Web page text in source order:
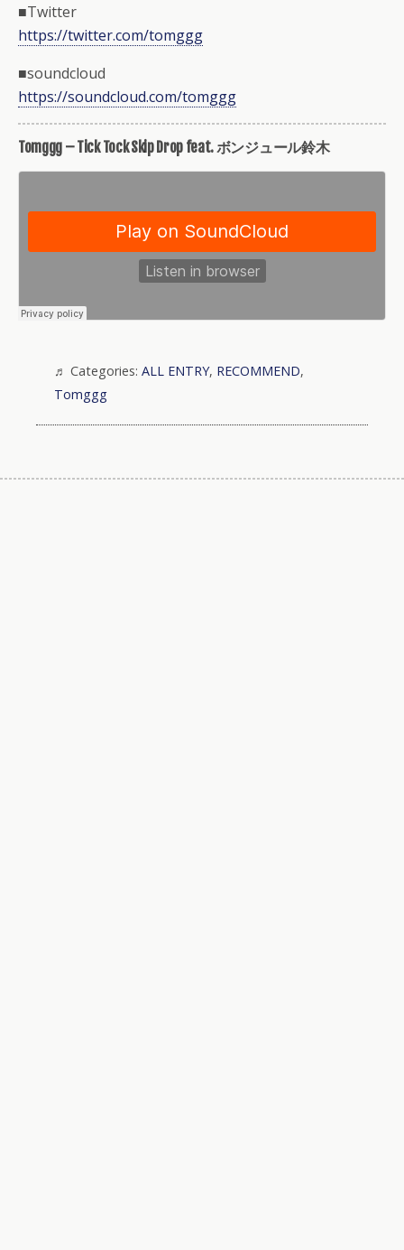
■Twitter
https://twitter.com/tomggg
■soundcloud
https://soundcloud.com/tomggg
Tomggg – Tick Tock Skip Drop feat. ボンジュール鈴木
Categories: ALL ENTRY, RECOMMEND,
Tomggg